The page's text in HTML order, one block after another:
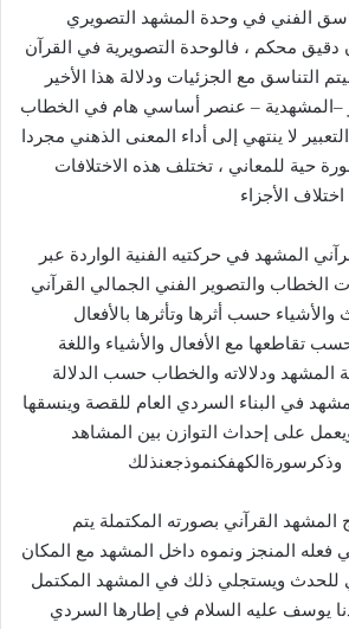
الفني في وحدة المشهد التصويري
دقيق محكم ، فالوحدة التصويرية في القرآن
التناسق مع الجزئيات ودلالة هذا الأخير
– المشهدية – عنصر أساسي هام في الخطاب
لا ينتهي إلى أداء المعنى الذهني مجردا
حية للمعاني ، تختلف هذه الاختلافات
الأجزاء
المشهد في حركتيه الفنية الواردة عبر
الخطاب والتصوير الفني الجمالي القرآني
حسب أثرها وتأثرها بالأفعال
مع الأفعال والأشياء واللغة
المشهد ودلالاته والخطاب حسب الدلالة
في البناء السردي العام للقصة وينسقها
على إحداث التوازن بين المشاهد
وذكرسورةالكهفكنموذجعنذلك
المشهد القرآني بصورته المكتملة يتم
فعله المنجز ونموه داخل المشهد مع المكان
للحدث ويستجلي ذلك في المشهد المكتمل
عليه السلام في إطارها السردي